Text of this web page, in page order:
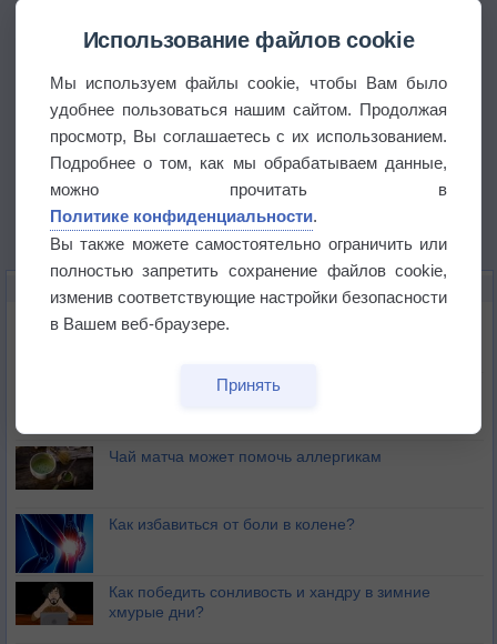
Почему северный загар цветом отличается от
Букет сирени вреден для здоровья
Чай матча может помочь аллергикам
Как избавиться от боли в колене?
Как победить сонливость и хандру в зимние
хмурые дни?
Использование файлов cookie
Мы используем файлы cookie, чтобы Вам было
удобнее пользоваться нашим сайтом. Продолжая
просмотр, Вы соглашаетесь с их использованием.
Подробнее о том, как мы обрабатываем данные,
можно прочитать в
Политике конфиденциальности.
Вы также можете самостоятельно ограничить или
полностью запретить сохранение файлов cookie,
изменив соответствующие настройки безопасности
в Вашем веб-браузере.
Принять